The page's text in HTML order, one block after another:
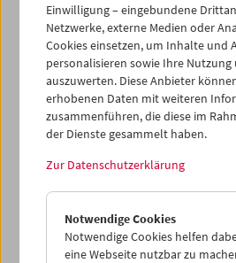
Ticketkorb Kauf
Leer
Ticketkorb Reservierung
Einwilligung – eingebundene
Netzwerke, externe Medien oder
Cookies einsetzen, um Inhalte und
personalisieren sowie Ihre Nutzung
auszuwerten. Diese Anbieter
erhobenen Daten mit weiteren
zusammenführen, die diese im
der Dienste gesammelt haben.
Zur Datenschutzerklärung
Notwendige Cookies
Notwendige Cookies helfen
eine Webseite nutzbar zu